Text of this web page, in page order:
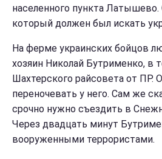
населенного пункта Латышево.
который должен был искать
На ферме украинских бойцов
хозяин Николай Бутрименко, в
Шахтерского райсовета от ПР.
переночевать у него. Сам же
срочно нужно съездить в
Через двадцать минут
вооруженными террористами.